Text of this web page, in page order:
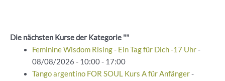
Die nächsten Kurse der Kategorie ""
Feminine Wisdom Rising - Ein Tag für Dich -17 Uhr-
08/08/2026 - 10:00 - 17:00
Tango argentino FOR SOUL Kurs A für Anfänger-